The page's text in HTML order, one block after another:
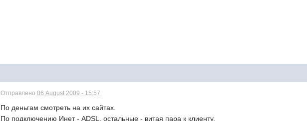
Отправлено06 August 2009 - 15:57
По деньгам смотреть на их сайтах.
По подключению Инет - ADSL, остальные - витая пара к клиенту.